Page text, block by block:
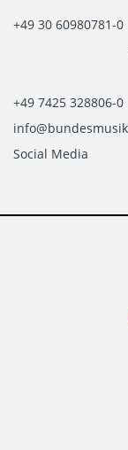
+49 30 60980781-0
+49 7425 328806-0
Social Media